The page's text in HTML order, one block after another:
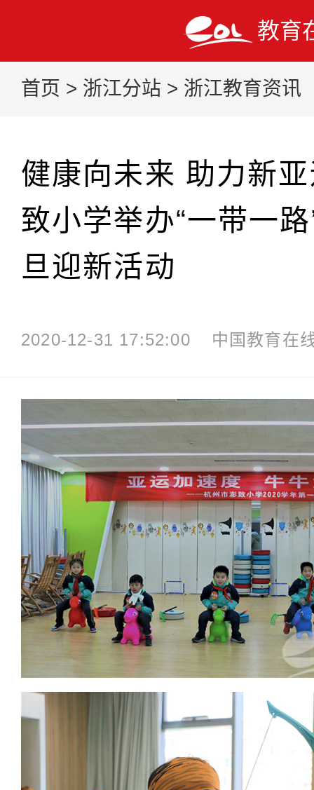
教育
首页 > 浙江分站 > 浙江教育资讯
健康向未来 助力新
致小学举办“一带一
旦迎新活动
2020-12-31 17:52:00 中国教育在